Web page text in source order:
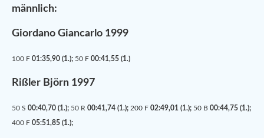
männlich:
Giordano Giancarlo 1999
100 F 01:35,90 (1.); 50 F 00:41,55 (1.)
Rißler Björn 1997
50 S 00:40,70 (1.); 50 R 00:41,74 (1.); 200 F 02:49,01 (1.); 50 B 00:44,75 (1.);
400 F 05:51,85 (1.);